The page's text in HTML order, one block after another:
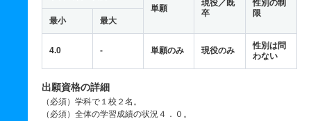
単願
現役／既
卒
性別の制
限
最小 最大
4.0 - 単願のみ 現役のみ
性別は問
わない
出願資格の詳細
（必須）学科で１校２名。
（必須）全体の学習成績の状況４．０。